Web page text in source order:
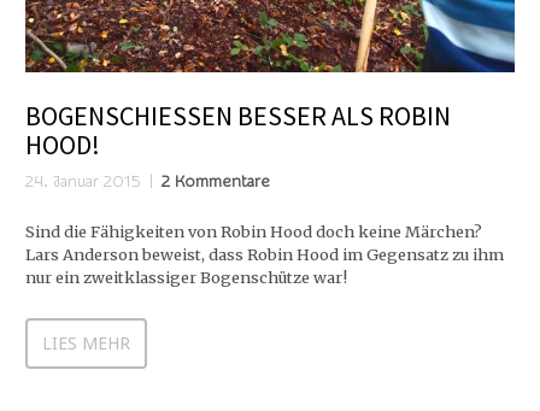
BOGENSCHIESSEN BESSER ALS ROBIN H
OOD!
24. Januar 2015 2 Kommentare
Sind die Fähigkeiten von Robin Hood doch keine Märchen?
Lars Anderson beweist, dass Robin Hood im Gegensatz zu ihm
nur ein zweitklassiger Bogenschütze war!
LIES MEHR